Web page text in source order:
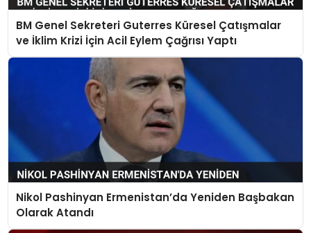
BM Genel Sekreteri Guterres Küresel Çatışmalar
ve İklim Krizi İçin Acil Eylem Çağrısı Yaptı
Nikol Pashinyan Ermenistan’da Yeniden Başbakan
Olarak Atandı